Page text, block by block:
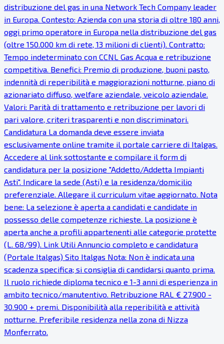
distribuzione del gas in una Network Tech Company leader
in Europa. Contesto: Azienda con una storia di oltre 180 anni,
oggi primo operatore in Europa nella distribuzione del gas
(oltre 150.000 km di rete, 13 milioni di clienti). Contratto:
Tempo indeterminato con CCNL Gas Acqua e retribuzione
competitiva. Benefici: Premio di produzione, buoni pasto,
indennità di reperibilità e maggiorazioni notturne, piano di
azionariato diffuso, welfare aziendale, veicolo aziendale.
Valori: Parità di trattamento e retribuzione per lavori di
pari valore, criteri trasparenti e non discriminatori.
Candidatura La domanda deve essere inviata
esclusivamente online tramite il portale carriere di Italgas.
Accedere al link sottostante e compilare il form di
candidatura per la posizione "Addetto/Addetta Impianti
Asti". Indicare la sede (Asti) e la residenza/domicilio
preferenziale. Allegare il curriculum vitae aggiornato. Nota
bene: La selezione è aperta a candidati e candidate in
possesso delle competenze richieste. La posizione è
aperta anche a profili appartenenti alle categorie protette
(L. 68/99). Link Utili Annuncio completo e candidatura
(Portale Italgas) Sito Italgas Nota: Non è indicata una
scadenza specifica; si consiglia di candidarsi quanto prima.
Il ruolo richiede diploma tecnico e 1-3 anni di esperienza in
ambito tecnico/manutentivo. Retribuzione RAL € 27.900 -
30.900 + premi. Disponibilità alla reperibilità e attività
notturne. Preferibile residenza nella zona di Nizza
Monferrato.